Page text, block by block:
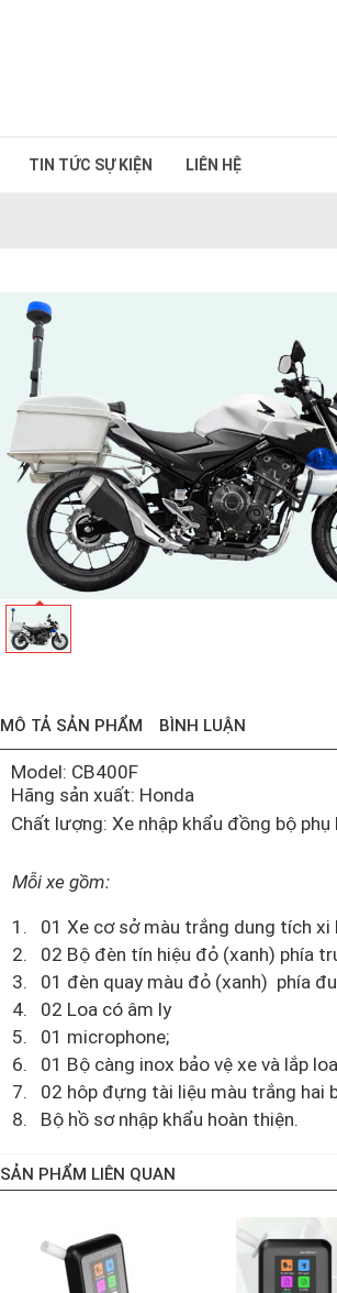
TIN TỨC SỰ KIỆN LIÊN HỆ
MÔ TẢ SẢN PHẨM BÌNH LUẬN
Model: CB400F
Hãng sản xuất: Honda
Chất lượng: Xe nhập khẩu đồng bộ
Mỗi xe gồm:
1.
01 Xe cơ sở màu trắng dung tích xi
2.
02 Bộ đèn tín hiệu đỏ (xanh) phía
3.
01 đèn quay màu đỏ (xanh) phía
4.
02 Loa có âm ly
5.
01 microphone;
6.
01 Bộ càng inox bảo vệ xe và lắp
7.
02 hôp đựng tài liệu màu trắng hai
8.
Bộ hồ sơ nhập khẩu hoàn thiện.
SẢN PHẨM LIÊN QUAN